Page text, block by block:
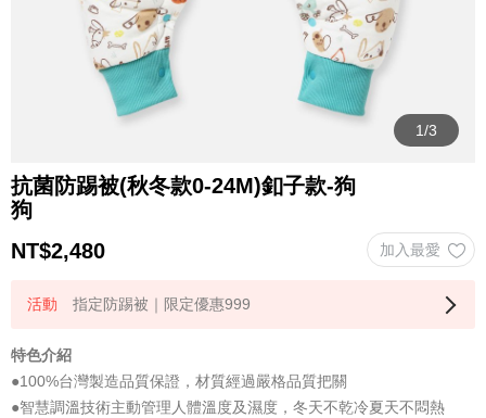
抗菌防踢被(秋冬款0-24M)釦子款-狗
狗
NT$2,480
指定防踢被｜限定優惠999
特色介紹
●100%台灣製造品質保證，材質經過嚴格品質把關
●智慧調溫技術主動管理人體溫度及濕度，冬天不乾冷夏天不悶熱